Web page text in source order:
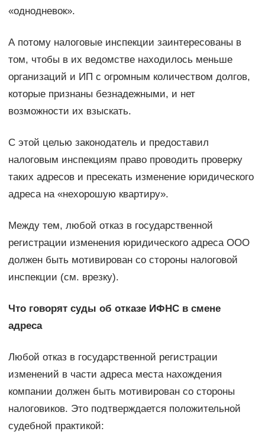
«однодневок».
А потому налоговые инспекции заинтересованы в
том, чтобы в их ведомстве находилось меньше
организаций и ИП с огромным количеством долгов,
которые признаны безнадежными, и нет
возможности их взыскать.
С этой целью законодатель и предоставил
налоговым инспекциям право проводить проверку
таких адресов и пресекать изменение юридического
адреса на «нехорошую квартиру».
Между тем, любой отказ в государственной
регистрации изменения юридического адреса ООО
должен быть мотивирован со стороны налоговой
инспекции (см. врезку).
Что говорят суды об отказе ИФНС в смене
адреса
Любой отказ в государственной регистрации
изменений в части адреса места нахождения
компании должен быть мотивирован со стороны
налоговиков. Это подтверждается положительной
судебной практикой: